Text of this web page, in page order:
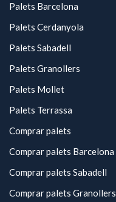
Palets Barcelona
Palets Cerdanyola
Palets Sabadell
Palets Granollers
Palets Mollet
Palets Terrassa
Comprar palets
Comprar palets Barcelona
Comprar palets Sabadell
Comprar palets Granollers